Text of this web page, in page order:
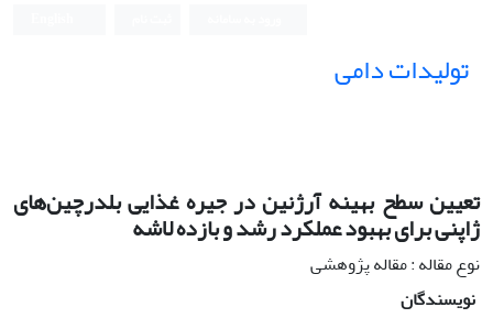
تولیدات دامی
تعیین سطح بهینه آرژنین در جیره غذایی بلدرچین‌های
ژاپنی برای بهبود عملکرد رشد و بازده لاشه
نوع مقاله : مقاله پژوهشی
نویسندگان